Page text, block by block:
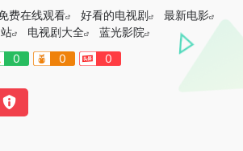
费在线观看 好看的电视剧
最新电影
电视剧大全
蓝光影院
0 0 0